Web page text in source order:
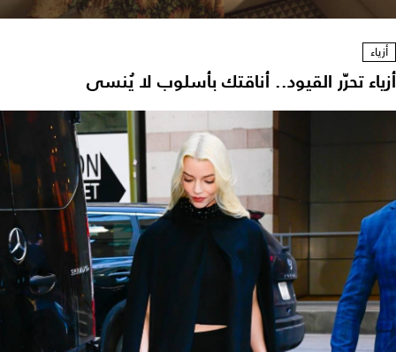
أزياء
تحرّر القيود.. أناقتك بأسلوب لا يُنسى